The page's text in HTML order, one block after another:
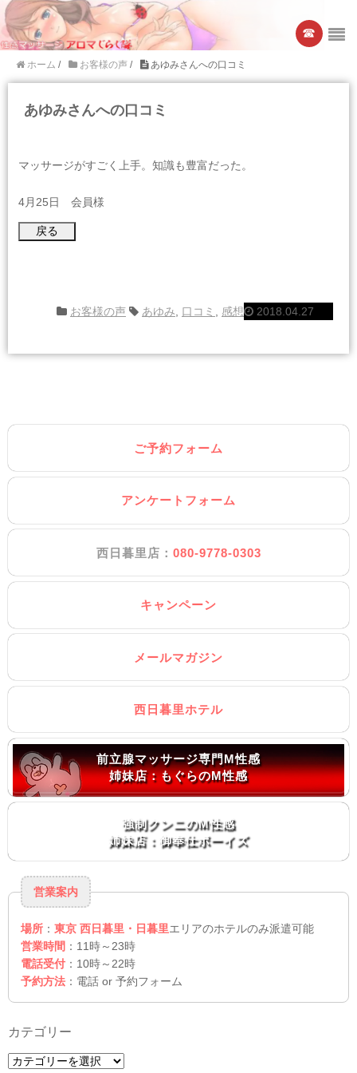
☎︎
ホーム / お客様の声 / あゆみさんへの口コミ
あゆみさんへの口コミ
マッサージがすごく上手。知識も豊富だった。
4月25日 会員様
2018.04.27
お客様の声 あゆみ 口コミ 感想
ご予約フォーム
アンケートフォーム
西日暮里店： 080-9778-0303
キャンペーン
メールマガジン
西日暮里ホテル
前立腺マッサージ専門M性感
姉妹店：もぐらのM性感
強制クンニのM性感
姉妹店：御奉仕ボーイズ
営業案内
場所 ： 東京 西日暮里・日暮里エリアのホテルのみ派遣可能
営業時間 ：11時～23時
電話受付 ：10時～22時
予約方法 ：電話 or 予約フォーム
カテゴリー
カ